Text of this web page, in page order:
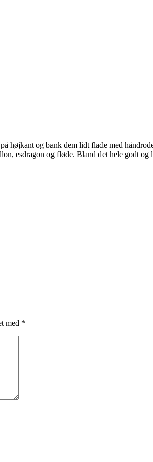
højkant og bank dem lidt flade med
esdragon og fløde. Bland det hele godt
med *